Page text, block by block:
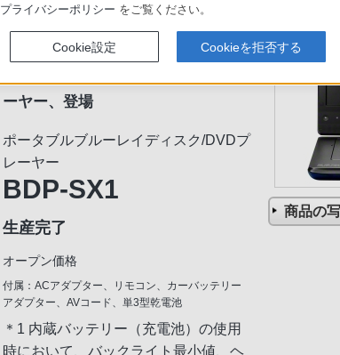
10.1V型高精細ワイドSVGA液晶と約
5時間（＊1）（＊2）のスタミナ。
ーヤー、登場
ポータブルブルーレイディスク/DVDプ
レーヤー
BDP-SX1
生産完了
オープン価格
商品の
付属：ACアダプター、リモコン、カーバッテリー
アダプター、AVコード、単3型乾電池
＊1 内蔵バッテリー（充電池）の使用
時において、バックライト最小値、ヘ
プライバシーポリシー をご覧ください。
Cookie設定 Cookieを拒否する